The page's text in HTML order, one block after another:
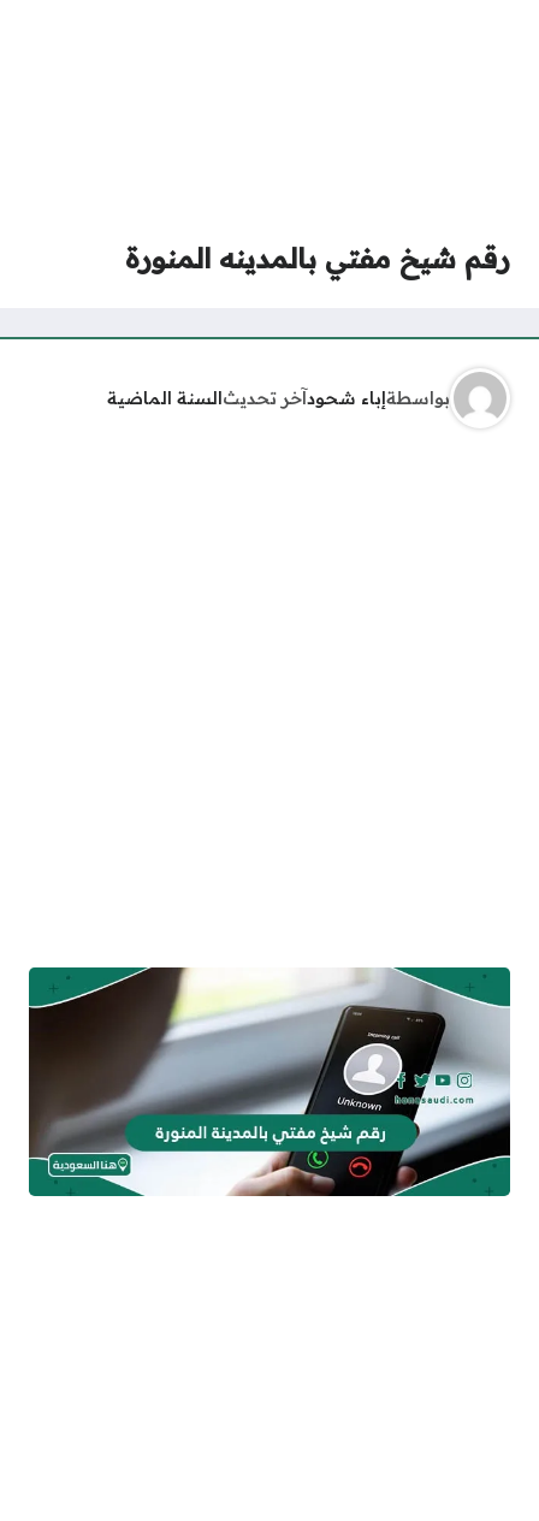
رقم شيخ مفتي بالمدينه المنورة
بواسطةإباء شحودآخر تحديثالسنة الماضية